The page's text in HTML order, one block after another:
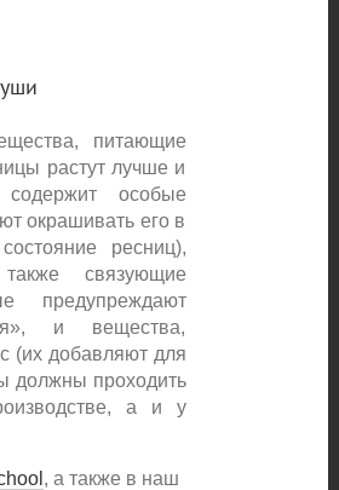
питающие
растут лучше и
особые
окрашивать его в
ресниц),
связующие
предупреждают
и вещества,
(их добавляют для
должны проходить
а и у
, а также в наш